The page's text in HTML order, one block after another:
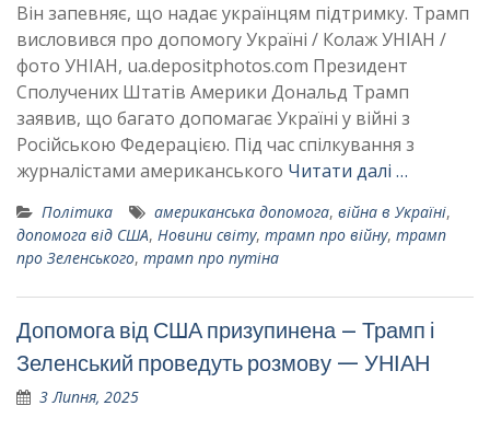
Він запевняє, що надає українцям підтримку. Трамп
висловився про допомогу Україні / Колаж УНІАН /
фото УНІАН, ua.depositphotos.com Президент
Сполучених Штатів Америки Дональд Трамп
заявив, що багато допомагає Україні у війні з
Російською Федерацією. Під час спілкування з
журналістами американського Читати далі …
Політика американська допомога, війна в Україні,
допомога від США, Новини світу, трамп про війну, трамп
про Зеленського, трамп про путіна
Допомога від США призупинена – Трамп і
Зеленський проведуть розмову — УНІАН
3 Липня, 2025